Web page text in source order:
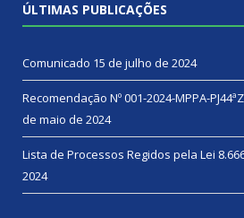
ÚLTIMAS PUBLICAÇÕES
Comunicado 15 de julho de 2024
Recomendação Nº 001-2024-MPPA-
de maio de 2024
Lista de Processos Regidos pela Lei
2024